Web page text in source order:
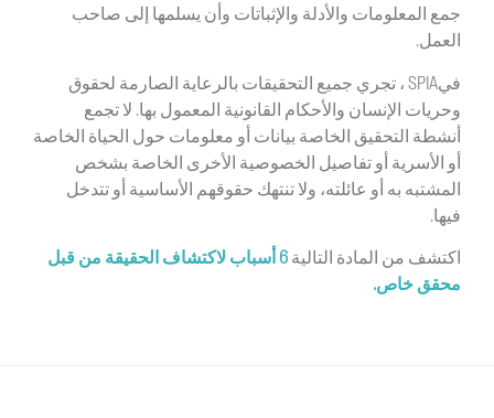
جمع المعلومات والأدلة والإثباتات وأن يسلمها إلى صاحب
العمل.
فيSPIA ، تجري جميع التحقيقات بالرعاية الصارمة لحقوق
وحريات الإنسان والأحكام القانونية المعمول بها. لا تجمع
أنشطة التحقيق الخاصة بيانات أو معلومات حول الحياة الخاصة
أو الأسرية أو تفاصيل الخصوصية الأخرى الخاصة بشخص
المشتبه به أو عائلته، ولا تنتهك حقوقهم الأساسية أو تتدخل
فيها.
اكتشف من المادة التالية
6 أسباب لاكتشاف الحقيقة من قبل
محقق خاص.